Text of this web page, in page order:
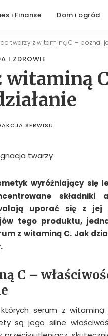
i Finanse Dom i ogród
twarzy z witaminą C – poznaj
I ZDROWIE
witaminą
SERWISU
wyróżniający się
składniki
uporać się z jej
tego produktu,
z witaminą C. Jak
C –
serum z
są jego silne